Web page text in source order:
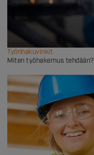
Työnhakuvinkit
Miten työhakemus tehdään?